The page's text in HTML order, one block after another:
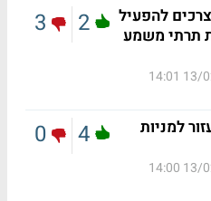
להפעיל
תרתי משמע
13/
2
3
למניות
13/
4
0